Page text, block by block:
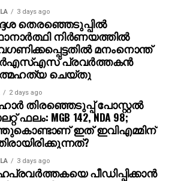
3 days ago
തെരഞ്ഞെടുപ്പില്‍
നിര്‍ണയത്തില്‍
മനംനൊന്ത്
പ്രവര്‍ത്തകന്‍
ചെയ്തു
2 days ago
തിരഞ്ഞെടുപ്പ് പോസ്റ്റൽ
ഫലം: MGB 142, NDA 98;
ഇത് ഇവിഎമ്മിന്
3 days ago
പീഡിപ്പിക്കാന്‍